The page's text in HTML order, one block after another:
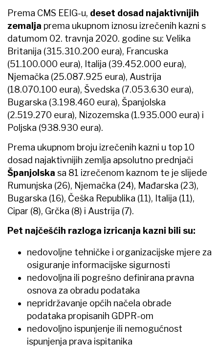
Prema CMS EEIG-u, deset dosad najaktivnijih
zemalja prema ukupnom iznosu izrečenih kazni s
datumom 02. travnja 2020. godine su: Velika
Britanija (315.310.200 eura), Francuska
(51.100.000 eura), Italija (39.452.000 eura),
Njemačka (25.087.925 eura), Austrija
(18.070.100 eura), Švedska (7.053.630 eura),
Bugarska (3.198.460 eura), Španjolska
(2.519.270 eura), Nizozemska (1.935.000 eura) i
Poljska (938.930 eura).
Prema ukupnom broju izrečenih kazni u top 10
dosad najaktivnijih zemlja apsolutno prednjači
Španjolska sa 81 izrečenom kaznom te je slijede
Rumunjska (26), Njemačka (24), Mađarska (23),
Bugarska (16), Češka Republika (11), Italija (11),
Cipar (8), Grčka (8) i Austrija (7).
Pet najčešćih razloga izricanja kazni bili su:
nedovoljne tehničke i organizacijske mjere za
osiguranje informacijske sigurnosti
nedovoljna ili pogrešno definirana pravna
osnova za obradu podataka
nepridržavanje općih načela obrade
podataka propisanih GDPR-om
nedovoljno ispunjenje ili nemogućnost
ispunjenja prava ispitanika